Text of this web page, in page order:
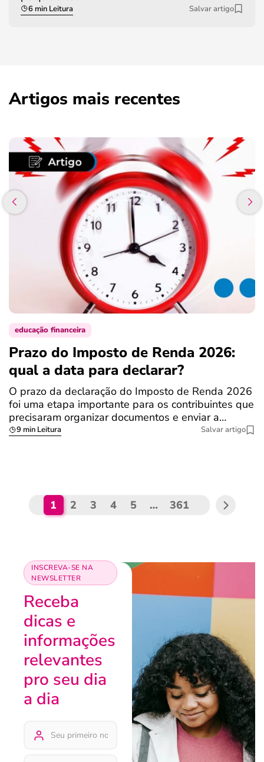
6 min Leitura Salvar artigo
Artigos mais recentes
educação financeira
Prazo do Imposto de Renda 2026:
qual a data para declarar?
O prazo da declaração do Imposto de Renda 2026
foi uma etapa importante para os contribuintes que
precisaram organizar documentos e enviar a…
9 min Leitura Salvar artigo
1 2 3 4 5 … 361
INSCREVA-SE NA
NEWSLETTER
Receba
dicas e
informações
relevantes
pro seu dia
a dia